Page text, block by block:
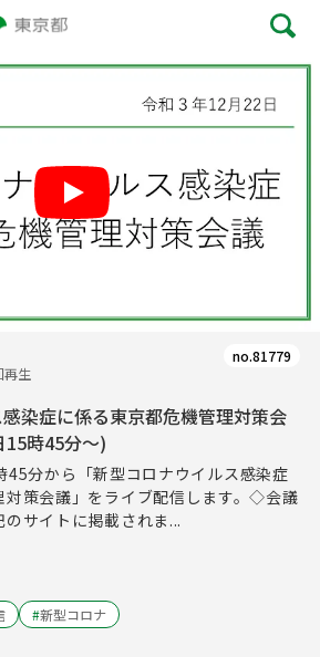
再生
no.81779
染症に係る東京都危機管理対策会
時45分～)
分から「新型コロナウイルス感染症
対策会議」をライブ配信します。◇会議
サイトに掲載されま...
#新型コロナ